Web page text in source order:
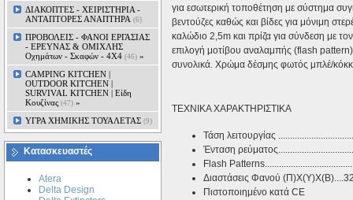
ΔΙΑΚΟΠΤΕΣ - XEIΡΙΣΤΗΡΙΑ -
ΑΝΤΑΠΤΟΡΕΣ ΑΝΑΠΤΗΡΑ (6)
ΠΡΟΒΟΛΕΙΣ - ΦΑΝΟΙ ΕΡΓΑΣΙΑΣ
- ΕΡΕΥΝΑΣ & ΟΜΙΧΛΗΣ
Οχημάτων - Σκαφών - 4Χ4 (46) »
CAMPING KITCHEN |
OUTDOOR KITCHEN |
SURVIVAL KITCHEN | Είδη
Κουζίνας (47) »
ΥΓΡΑ ΧΗΜΙΚΗΣ ΤΟΥΑΛΕΤΑΣ (9)
Κατασκευαστές
Atera
Delta Design
για εσωτερική τοποθέτηση με σύστημα
βεντούζες καθώς και βίδες για μόνιμη
καλώδιο 2,5m και πρίζα για σύνδεση με
επιλογή μοτίβου αναλαμπής (flash
συνολικά. Χρώμα δέσμης φωτός μπλέ/
ΤΕΧΝΙΚΑ ΧΑΡΑΚΤΗΡΙΣΤΙΚΑ
Τάση λειτουργίας
Ένταση
Flash
Διαστάσεις Φανού
Πιστοποιημένο κατά CE